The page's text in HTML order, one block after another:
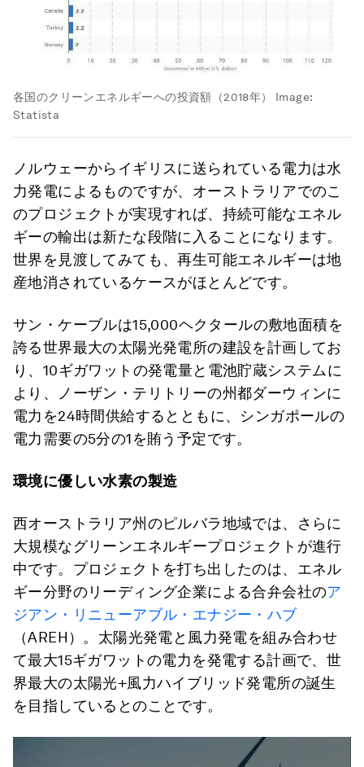
各国のクリーンエネルギーへの投資額（2018年）
Image:
Statista
ノルウェーからイギリスに送られている電力は水
力発電によるものですが、オーストラリアでのこ
のプロジェクトが実現すれば、持続可能なエネル
ギーの輸出は新たな段階に入ることになります。
世界を見渡してみても、再生可能エネルギーは地
産地消されているケースがほとんどです。
サン・ケーブルは15,000ヘクタールの敷地面積を
誇る世界最大の太陽光発電所の建設を計画してお
り、10ギガワットの発電量と電池貯蔵システムに
より、ノーザン・テリトリーの州都ダーウィンに
電力を24時間供給するとともに、シンガポールの
電力需要の5分の1を賄う予定です。
環境に優しい水素の製造
西オーストラリア州のピルバラ地域では、さらに
大規模なグリーンエネルギープロジェクトが進行
中です。プロジェクトを打ち出したのは、エネル
ギー分野のリーディング企業による合弁会社のア
ジアン・リニューアブル・エナジー・ハブ
（AREH）。太陽光発電と風力発電を組み合わせ
て最大15ギガワットの電力を発電する計画で、世
界最大の太陽光+風力ハイブリッド発電所の誕生
を目指しているとのことです。